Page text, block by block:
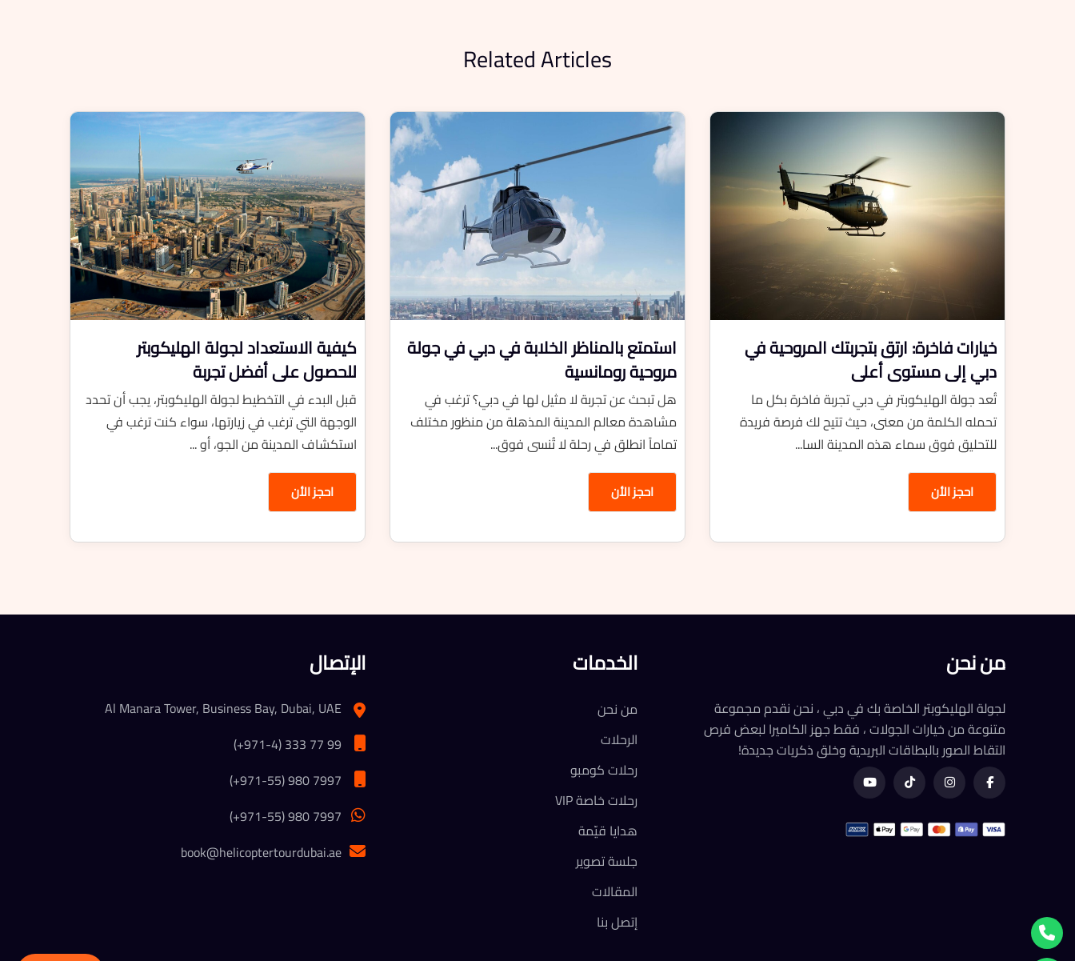
Related Articles
خيارات فاخرة: ارتق بتجربتك المروحية في
دبي إلى مستوى أعلى
تُعد جولة الهليكوبتر في دبي تجربة فاخرة بكل ما
تحمله الكلمة من معنى، حيث تتيح لك فرصة فريدة
للتحليق فوق سماء هذه المدينة السا...
احجز الأن
استمتع بالمناظر الخلابة في دبي في جولة
مروحية رومانسية
هل تبحث عن تجربة لا مثيل لها في دبي؟ ترغب في
مشاهدة معالم المدينة المذهلة من منظور مختلف
تماماً انطلق في رحلة لا تُنسى فوق...
احجز الأن
كيفية الاستعداد لجولة الهليكوبتر
للحصول على أفضل تجربة
قبل البدء في التخطيط لجولة الهليكوبتر، يجب أن تحدد
الوجهة التي ترغب في زيارتها، سواء كنت ترغب في
استكشاف المدينة من الجو، أو ...
احجز الأن
من نحن
لجولة الهليكوبتر الخاصة بك في دبي ، نحن نقدم مجموعة
متنوعة من خيارات الجولات ، فقط جهز الكاميرا لبعض فرص
التقاط الصور بالبطاقات البريدية وخلق ذكريات جديدة!
الخدمات
من نحن
الرحلات
رحلات كومبو
رحلات خاصة VIP
هدايا قيّمة
جلسة تصوير
المقالات
إتصل بنا
الإتصال
Al Manara Tower, Business Bay, Dubai, UAE
(+971-4) 333 77 99
(+971-55) 980 7997
(+971-55) 980 7997
book@helicoptertourdubai.ae